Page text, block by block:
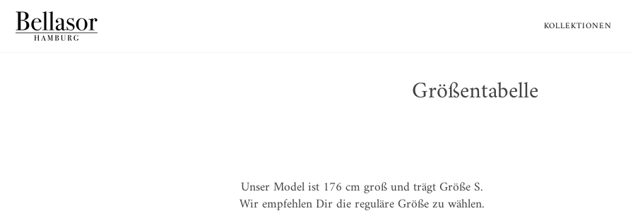
Direkt
Inhalt
KOLLEKTIONEN
Größentabelle
Unser Model ist 176 cm groß und trägt Größe S.
Wir empfehlen Dir die reguläre Größe zu wählen.